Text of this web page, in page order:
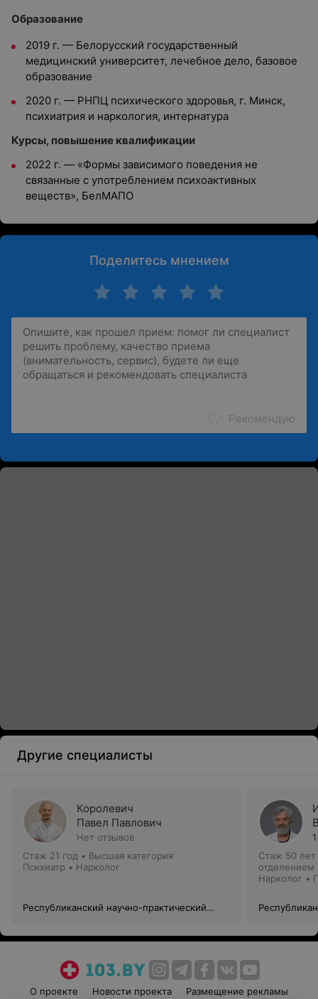
Образование
2019 г. — Белорусский государственный
медицинский университет, лечебное дело, базовое
образование
2020 г. — РНПЦ психического здоровья, г. Минск,
психиатрия и наркология, интернатура
Курсы, повышение квалификации
2022 г. — «Формы зависимого поведения не
связанные с употреблением психоактивных
веществ», БелМАПО
Поделитесь мнением
Рекомендую
Другие специалисты
Королевич
Павел Павлович
Нет отзывов
Стаж 21 год • Высшая категория
Психиатр • Нарколог
Республиканский научно-практический
Стаж 50 лет
отделением
Нарколог •
О проекте Новости проекта Размещение рекламы